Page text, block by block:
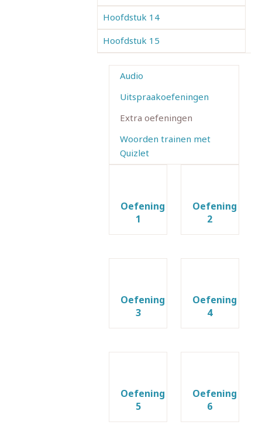
Hoofdstuk 14
Hoofdstuk 15
Audio
Uitspraakoefeningen
Extra oefeningen
Woorden trainen met
Quizlet
Oefening
1
Oefening
2
Oefening
3
Oefening
4
Oefening
5
Oefening
6